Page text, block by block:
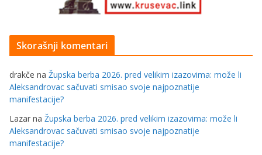
Skorašnji komentari
drakče na Župska berba 2026. pred velikim izazovima: može li
Aleksandrovac sačuvati smisao svoje najpoznatije
manifestacije?
Lazar na Župska berba 2026. pred velikim izazovima: može li
Aleksandrovac sačuvati smisao svoje najpoznatije
manifestacije?